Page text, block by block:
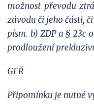
možnost převodu
závodu či jeho části,
písm. b) ZDP a § 23c
prodloužení
GFŘ
Připomínku je nutné